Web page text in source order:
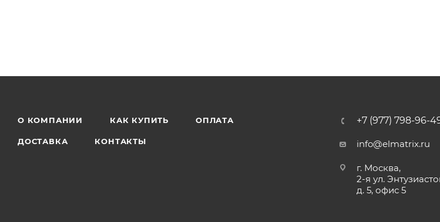
О КОМПАНИИ КАК КУПИТЬ ОПЛАТА
ДОСТАВКА КОНТАКТЫ
+7 (977) 798-96-
info@elmatrix.ru
г. Москва,
2-я ул.
д. 5, офис 5